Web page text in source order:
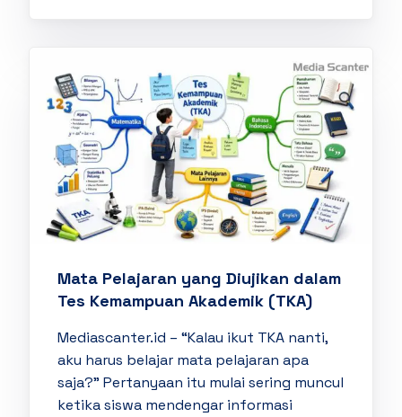
Mata Pelajaran yang Diujikan dalam
Tes Kemampuan Akademik (TKA)
Mediascanter.id – “Kalau ikut TKA nanti,
aku harus belajar mata pelajaran apa
saja?” Pertanyaan itu mulai sering muncul
ketika siswa mendengar informasi